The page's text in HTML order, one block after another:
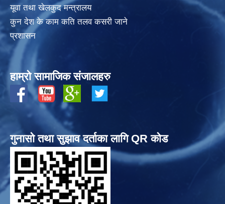
यूवा तथा खेलकुद मन्त्रालय
कुन देश के काम कति तलव कसरी जाने
प्रशासन
हाम्रो सामाजिक संजालहरु
गुनासो तथा सुझाव दर्ताका लागि QR कोड